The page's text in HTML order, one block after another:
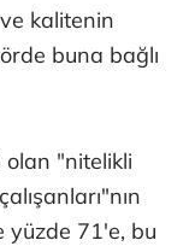
kalitenin
buna bağlı
"nitelikli
yüzde 71'e, bu